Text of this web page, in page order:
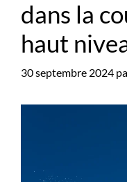
dans la
haut
30 septembre 2024